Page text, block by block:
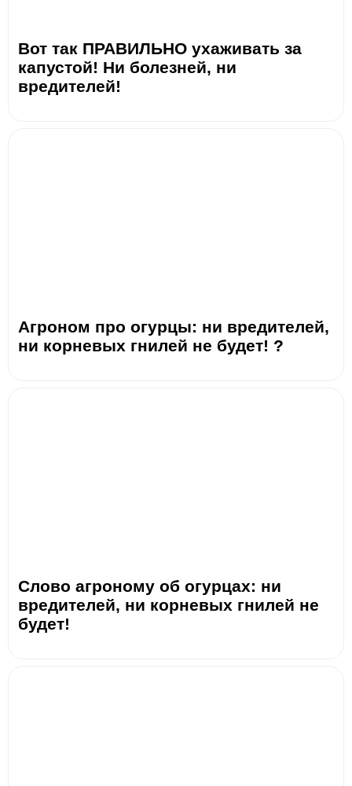
Вот так ПРАВИЛЬНО ухаживать за
капустой! Ни болезней, ни
вредителей!
Агроном про огурцы: ни вредителей,
ни корневых гнилей не будет! ?
Слово агроному об огурцах: ни
вредителей, ни корневых гнилей не
будет!